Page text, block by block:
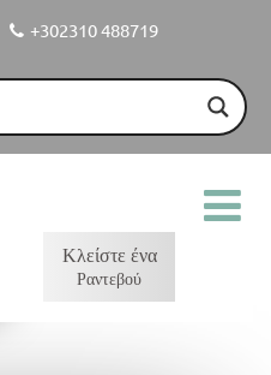
+302310 488719
Κλείστε ένα
Ραντεβού